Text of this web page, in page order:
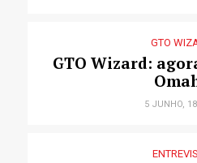
GTO
GTO Wizard:
5 JUNHO,